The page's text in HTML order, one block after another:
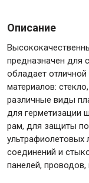
Описание
предназначен для
обладает
материалов:
различные виды
для герметизации
рам, для защиты
ультрафиолетовых
соединений и
панелей, проводов,